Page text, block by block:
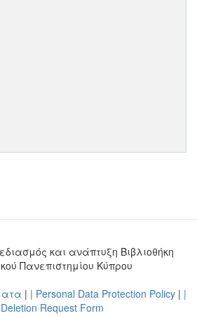
και ανάπτυξη Βιβλιοθήκη
Πανεπιστημίου Κύπρου
| | Personal Data Protection Policy | |
Request Form